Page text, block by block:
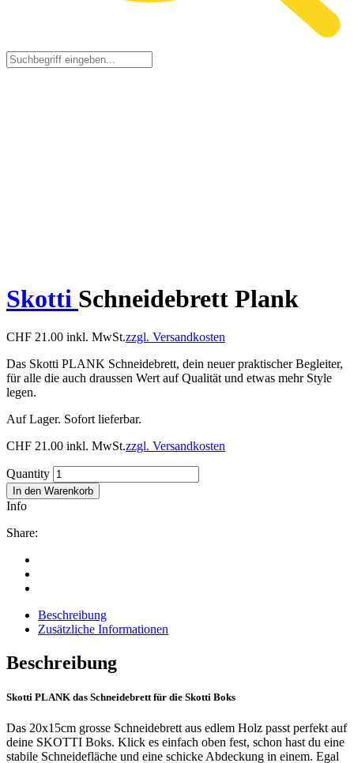
Skotti Schneidebrett Plank
CHF 21.00 inkl. MwSt.zzgl. Versandkosten
Das Skotti PLANK Schneidebrett, dein neuer praktischer Begleiter,
für alle die auch draussen Wert auf Qualität und etwas mehr Style
legen.
Auf Lager. Sofort lieferbar.
CHF 21.00 inkl. MwSt.zzgl. Versandkosten
Quantity
In den Warenkorb
Info
Share:
Beschreibung
Zusätzliche Informationen
Beschreibung
Skotti PLANK das Schneidebrett für die Skotti Boks
Das 20x15cm grosse Schneidebrett aus edlem Holz passt perfekt auf
deine SKOTTI Boks. Klick es einfach oben fest, schon hast du eine
stabile Schneidefläche und eine schicke Abdeckung in einem. Egal